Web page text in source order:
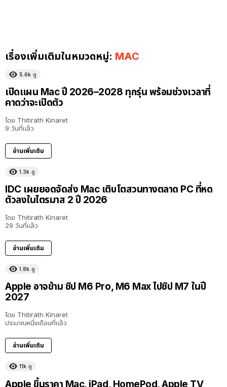
เรื่องเพิ่มเติมในหมวดหมู่: MAC
5.6k ดู
เปิดแผน Mac ปี 2026–2028 ทุกรุ่น พร้อมช่วงเวลาที่
คาดว่าจะเปิดตัว
โดย Thitirath Kinaret
9 วันที่แล้ว
อ่านเพิ่มเติม
1.3k ดู
IDC เผยยอดจัดส่ง Mac เติบโตสวนทางตลาด PC ที่หด
ตัวลงในไตรมาส 2 ปี 2026
โดย Thitirath Kinaret
29 วันที่แล้ว
อ่านเพิ่มเติม
1.8k ดู
Apple อาจข้าม ชิป M6 Pro, M6 Max ไปชิป M7 ในปี
2027
โดย Thitirath Kinaret
ประมาณหนึ่งเดือนที่แล้ว
อ่านเพิ่มเติม
11k ดู
Apple ขึ้นราคา Mac, iPad, HomePod, Apple TV